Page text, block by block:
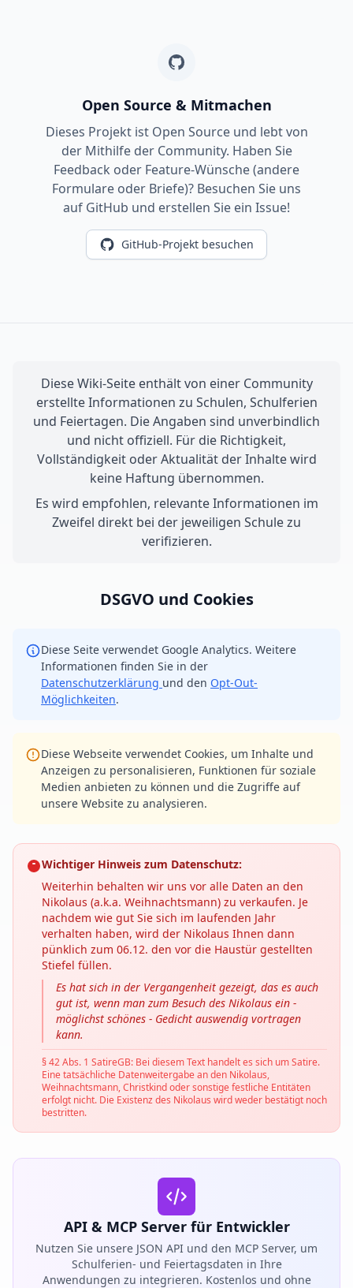
Open Source & Mitmachen
Dieses Projekt ist Open Source und lebt von
der Mithilfe der Community. Haben Sie
Feedback oder Feature-Wünsche (andere
Formulare oder Briefe)? Besuchen Sie uns
auf GitHub und erstellen Sie ein Issue!
GitHub-Projekt besuchen
Diese Wiki-Seite enthält von einer Community
erstellte Informationen zu Schulen, Schulferien
und Feiertagen. Die Angaben sind unverbindlich
und nicht offiziell. Für die Richtigkeit,
Vollständigkeit oder Aktualität der Inhalte wird
keine Haftung übernommen.
Es wird empfohlen, relevante Informationen im
Zweifel direkt bei der jeweiligen Schule zu
verifizieren.
DSGVO und Cookies
Diese Seite verwendet Google Analytics. Weitere
Informationen finden Sie in der
Datenschutzerklärung und den Opt-Out-
Möglichkeiten.
Diese Webseite verwendet Cookies, um Inhalte und
Anzeigen zu personalisieren, Funktionen für soziale
Medien anbieten zu können und die Zugriffe auf
unsere Website zu analysieren.
Wichtiger Hinweis zum Datenschutz:
Weiterhin behalten wir uns vor alle Daten an den
Nikolaus (a.k.a. Weihnachtsmann) zu verkaufen. Je
nachdem wie gut Sie sich im laufenden Jahr
verhalten haben, wird der Nikolaus Ihnen dann
pünklich zum 06.12. den vor die Haustür gestellten
Stiefel füllen.
Es hat sich in der Vergangenheit gezeigt, das es auch
gut ist, wenn man zum Besuch des Nikolaus ein -
möglichst schönes - Gedicht auswendig vortragen
kann.
§ 42 Abs. 1 SatireGB: Bei diesem Text handelt es sich um Satire.
Eine tatsächliche Datenweitergabe an den Nikolaus,
Weihnachtsmann, Christkind oder sonstige festliche Entitäten
erfolgt nicht. Die Existenz des Nikolaus wird weder bestätigt noch
bestritten.
API & MCP Server für Entwickler
Nutzen Sie unsere JSON API und den MCP Server, um
Schulferien- und Feiertagsdaten in Ihre
Anwendungen zu integrieren. Kostenlos und ohne